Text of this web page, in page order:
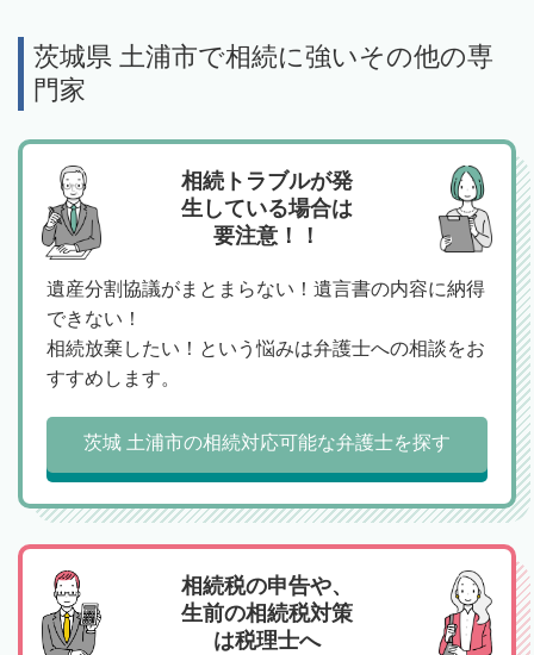
茨城県 土浦市で相続に強いその他の専
門家
相続トラブルが発
生している場合は
要注意！！
遺産分割協議がまとまらない！遺言書の内容に納得
できない！
相続放棄したい！という悩みは弁護士への相談をお
すすめします。
茨城 土浦市の相続対応可能な弁護士を探す
相続税の申告や、
生前の相続税対策
は税理士へ